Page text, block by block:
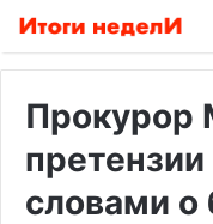
Прокурор
словами